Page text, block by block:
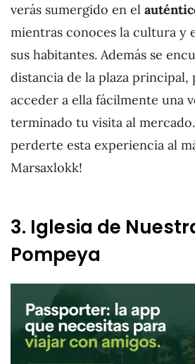
verás sumergido en el
mientras conoces la cultura y
sus habitantes. Además se
distancia de la plaza principal,
acceder a ella fácilmente una
terminado tu visita al mercado.
perderte esta experiencia al
Marsaxlokk!
3. Iglesia de
Pompeya